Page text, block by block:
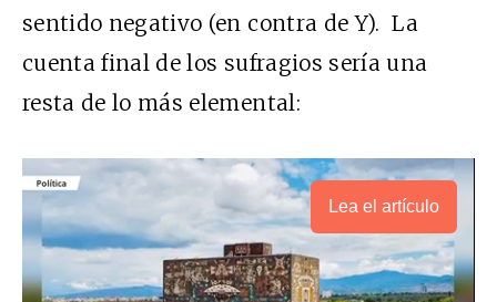
sentido negativo (en contra de Y). La
cuenta final de los sufragios sería una
resta de lo más elemental:
Lea el artículo